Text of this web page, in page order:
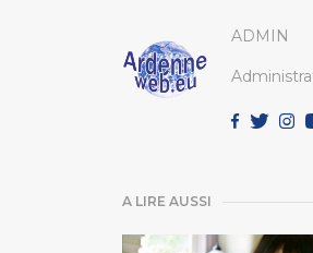
ADMIN
A LIRE AUSSI